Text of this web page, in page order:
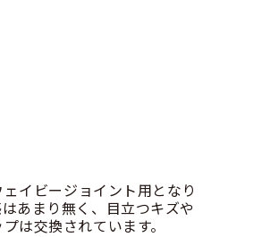
イビージョイント用となり
あまり無く、目立つキズや
は交換されています。